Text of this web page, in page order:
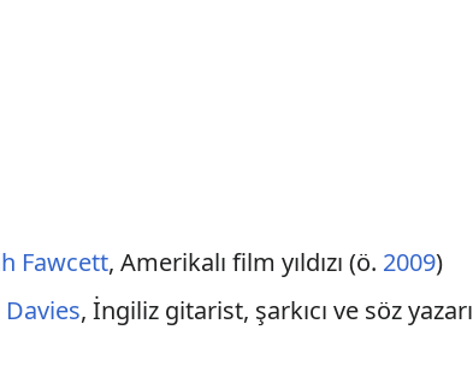
Fawcett, Amerikalı film yıldızı (ö. 2009)
Davies, İngiliz gitarist, şarkıcı ve söz yazarı